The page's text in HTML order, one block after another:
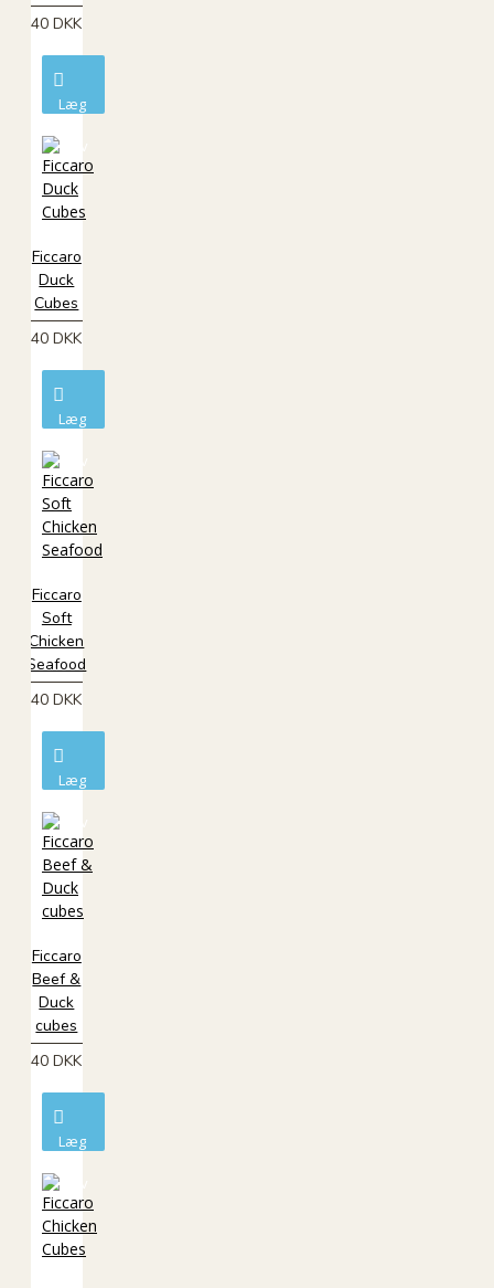
40 DKK
Læg
kurv
Ficcaro
Duck
Cubes
40 DKK
Læg
kurv
Ficcaro
Soft
Chicken
Seafood
40 DKK
Læg
kurv
Ficcaro
Beef &
Duck
cubes
40 DKK
Læg
kurv